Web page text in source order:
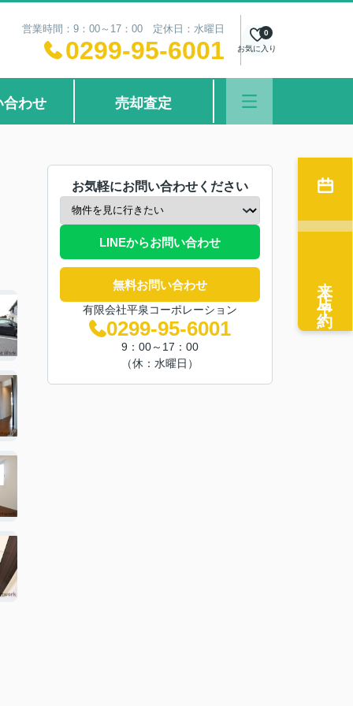
営業時間：9：00～17：00 定休日：水曜日
0299-95-6001 お気に入り
0
合わせ 売却査定
お気軽にお問い合わせください
LINEからお問い合わせ
無料お問い合わせ
有限会社平泉コーポレーション
0299-95-6001
9：00～17：00
（休：水曜日）
来店予約